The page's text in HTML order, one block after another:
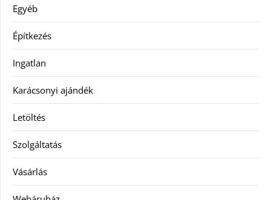
Egyéb
Építkezés
Ingatlan
Karácsonyi ajándék
Letöltés
Szolgáltatás
Vásárlás